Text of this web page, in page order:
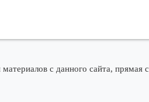
с данного сайта, прямая